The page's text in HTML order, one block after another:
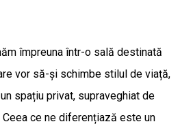
împreuna într-o sală destinată
vor să-și schimbe stilul de viață,
spațiu privat, supraveghiat de
ce ne diferențiază este un